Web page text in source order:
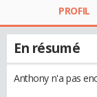
PROFIL
En résumé
Anthony n'a pas